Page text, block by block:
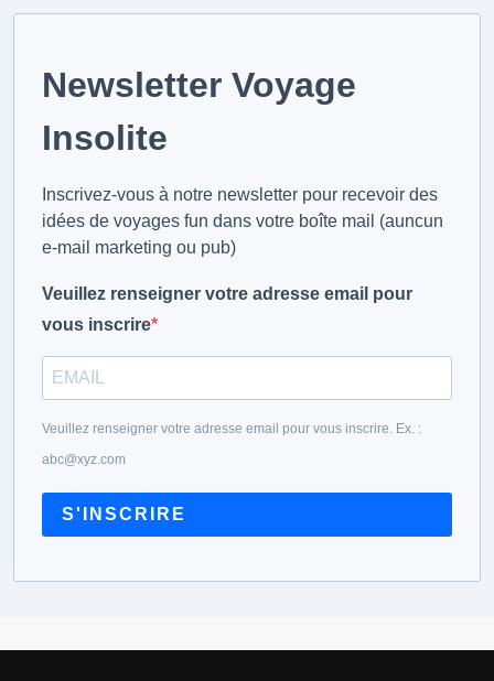
Newsletter Voyage
Insolite
Inscrivez-vous à notre newsletter pour recevoir des
idées de voyages fun dans votre boîte mail (auncun
e-mail marketing ou pub)
Veuillez renseigner votre adresse email pour
vous inscrire
Veuillez renseigner votre adresse email pour vous inscrire. Ex. :
abc@xyz.com
S'INSCRIRE